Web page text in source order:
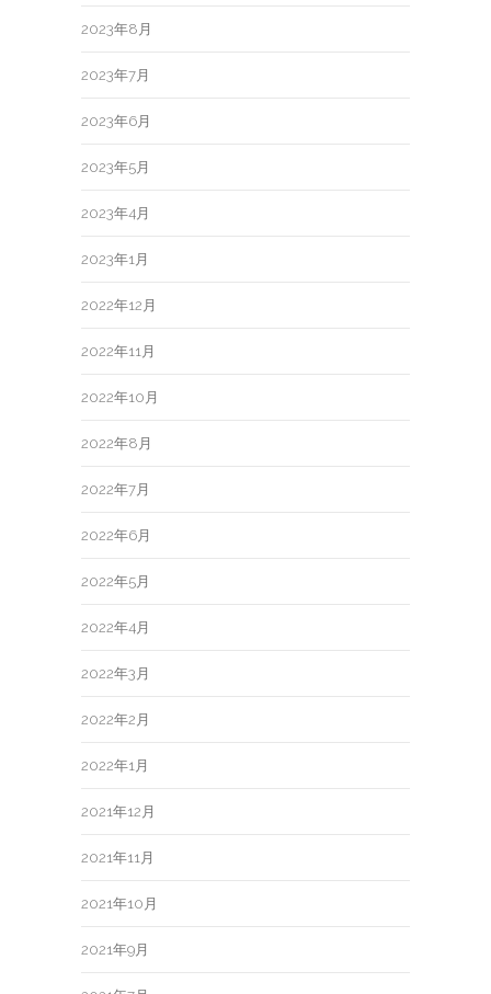
2023年8月
2023年7月
2023年6月
2023年5月
2023年4月
2023年1月
2022年12月
2022年11月
2022年10月
2022年8月
2022年7月
2022年6月
2022年5月
2022年4月
2022年3月
2022年2月
2022年1月
2021年12月
2021年11月
2021年10月
2021年9月